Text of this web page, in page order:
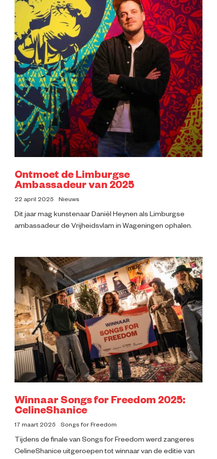
Ontmoet de Limburgse
Ambassadeur van 2025
22 april 2025 Nieuws
Dit jaar mag kunstenaar Daniël Heynen als Limburgse
ambassadeur de Vrijheidsvlam in Wageningen ophalen.
Winnaar Songs for Freedom 2025:
CelineShanice
17 maart 2025 Songs for Freedom
Tijdens de finale van Songs for Freedom werd zangeres
CelineShanice uitgeroepen tot winnaar van de editie van